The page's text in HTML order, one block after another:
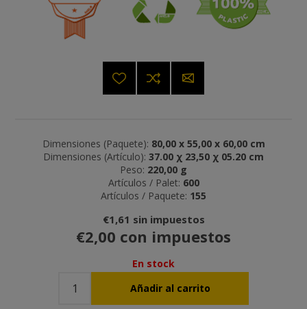
Dimensiones (Paquete): 80,00 x 55,00 x 60,00 cm
Dimensiones (Artículo): 37.00 χ 23,50 χ 05.20 cm
Peso: 220,00 g
Artículos / Palet: 600
Artículos / Paquete: 155
€1,61 sin impuestos
€2,00 con impuestos
En stock